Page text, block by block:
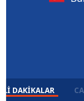
DAKIKALAR